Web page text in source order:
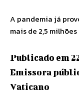
A pandemia já
mais de 2,5
Publicado em
Emissora
Vaticano